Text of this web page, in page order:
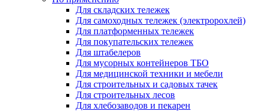
Для складских тележек
Для самоходных тележек (электророхлей)
Для платформенных тележек
Для покупательских тележек
Для штабелеров
Для мусорных контейнеров ТБО
Для медицинской техники и мебели
Для строительных и садовых тачек
Для строительных лесов
Для хлебозаводов и пекарен